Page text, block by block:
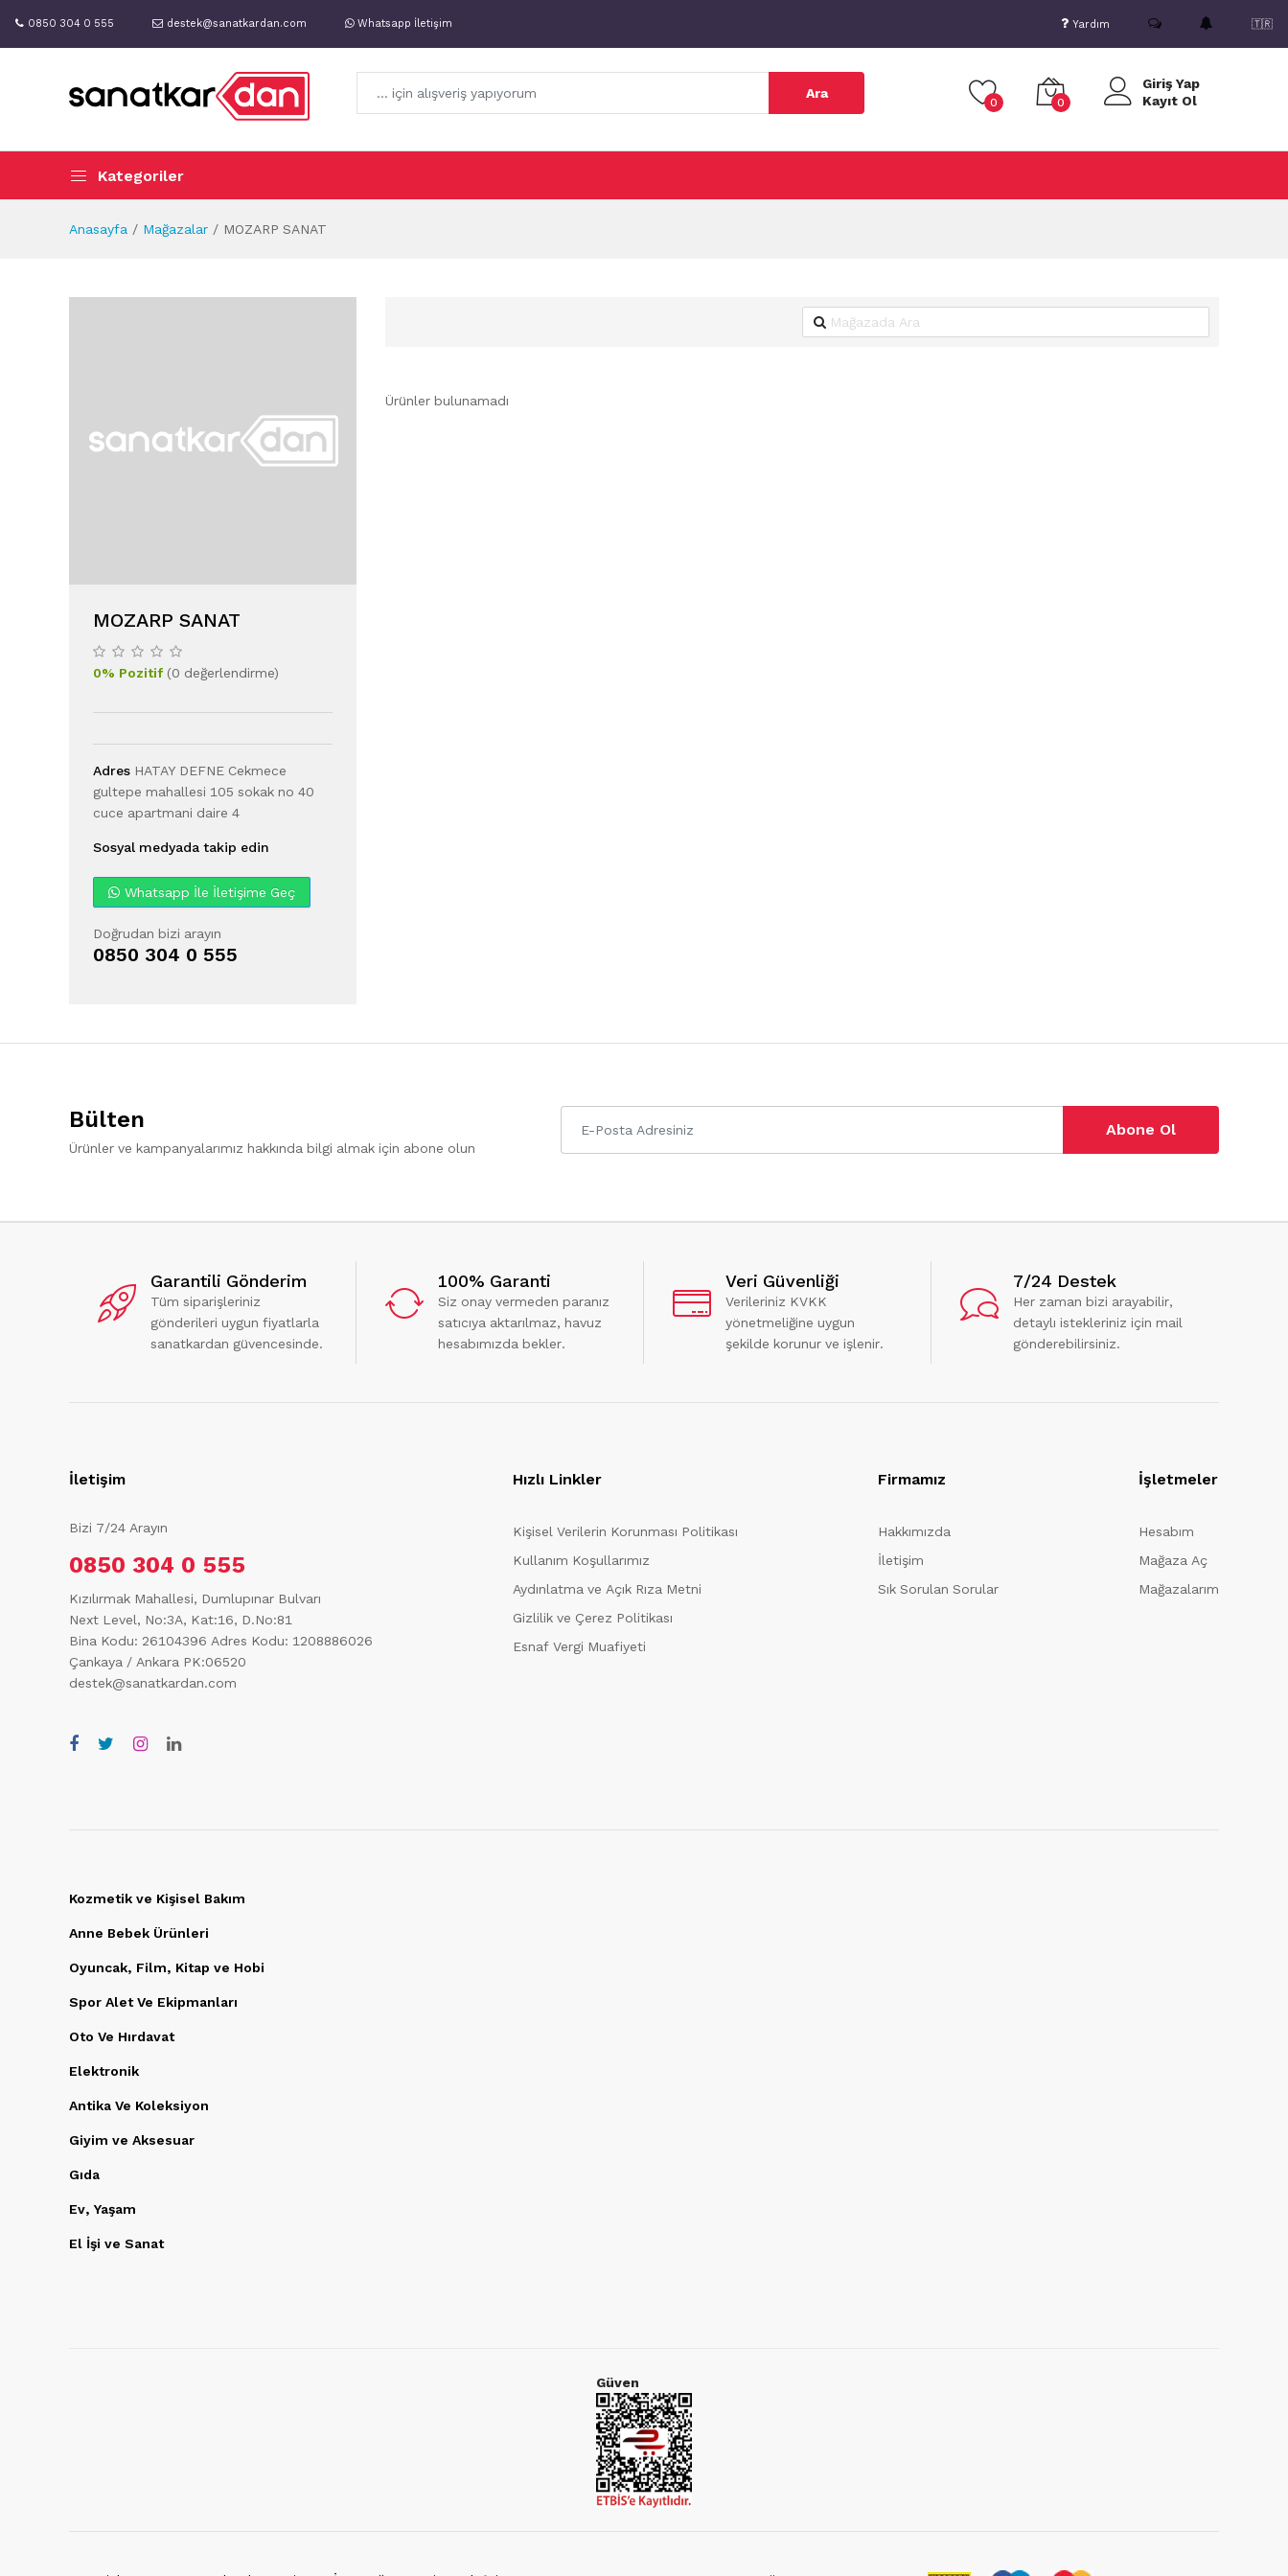
0850 304 0 555 destek@sanatkardan.com Whatsapp İletişim Yardım 🇹🇷
Ara
0 0
Giriş Yap
Kayıt Ol
Kategoriler
Anasayfa Mağazalar MOZARP SANAT
MOZARP SANAT
0% Pozitif(0 değerlendirme)
Adres HATAY DEFNE Cekmece
gultepe mahallesi 105 sokak no 40
cuce apartmani daire 4
Sosyal medyada takip edin
Whatsapp İle İletişime Geç
Doğrudan bizi arayın
0850 304 0 555
Ürünler bulunamadı
Bülten
Ürünler ve kampanyalarımız hakkında bilgi almak için abone olun
Abone Ol
Garantili Gönderim
Tüm siparişleriniz
gönderileri uygun fiyatlarla
sanatkardan güvencesinde.
100% Garanti
Siz onay vermeden paranız
satıcıya aktarılmaz, havuz
hesabımızda bekler.
Veri Güvenliği
Verileriniz KVKK
yönetmeliğine uygun
şekilde korunur ve işlenir.
7/24 Destek
Her zaman bizi arayabilir,
detaylı istekleriniz için mail
gönderebilirsiniz.
İletişim
Bizi 7/24 Arayın
0850 304 0 555
Kızılırmak Mahallesi, Dumlupınar Bulvarı
Next Level, No:3A, Kat:16, D.No:81
Bina Kodu: 26104396 Adres Kodu: 1208886026
Çankaya / Ankara PK:06520
destek@sanatkardan.com
Hızlı Linkler
Kişisel Verilerin Korunması Politikası
Kullanım Koşullarımız
Aydınlatma ve Açık Rıza Metni
Gizlilik ve Çerez Politikası
Esnaf Vergi Muafiyeti
Firmamız
Hakkımızda
İletişim
Sık Sorulan Sorular
İşletmeler
Hesabım
Mağaza Aç
Mağazalarım
Kozmetik ve Kişisel Bakım
Anne Bebek Ürünleri
Oyuncak, Film, Kitap ve Hobi
Spor Alet Ve Ekipmanları
Oto Ve Hırdavat
Elektronik
Antika Ve Koleksiyon
Giyim ve Aksesuar
Gıda
Ev, Yaşam
El İşi ve Sanat
Güven